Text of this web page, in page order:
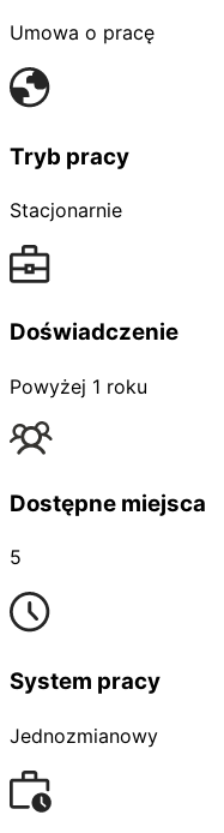
Umowa o pracę
Tryb pracy
Stacjonarnie
Doświadczenie
Powyżej 1 roku
Dostępne miejsca
5
System pracy
Jednozmianowy